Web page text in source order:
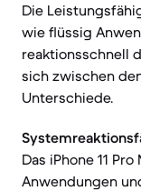
Die
wie flüssig
reaktionsschnell
sich zwischen
Unterschiede.
Das iPhone 11
Anwendungen